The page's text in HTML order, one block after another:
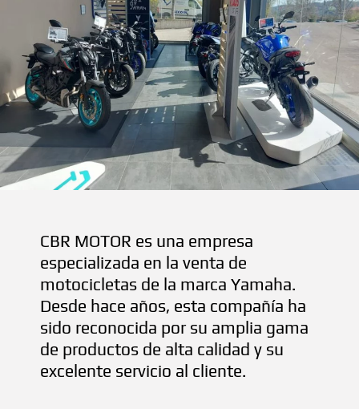
CBR MOTOR es una empresa
especializada en la venta de
motocicletas de la marca Yamaha.
Desde hace años, esta compañía ha
sido reconocida por su amplia gama
de productos de alta calidad y su
excelente servicio al cliente.